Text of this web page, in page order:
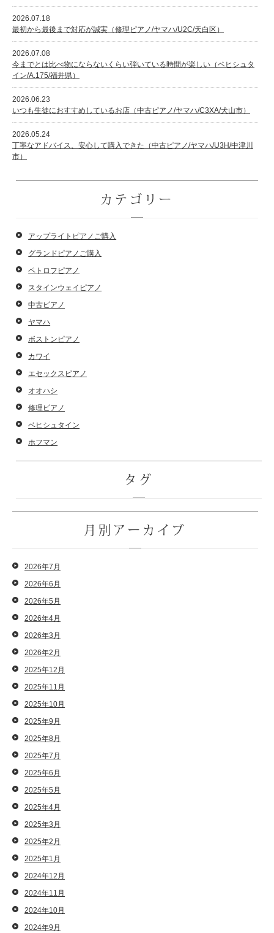
2026.07.18
最初から最後まで対応が誠実（修理ピアノ/ヤマハ/U2C/天白区）
2026.07.08
今までとは比べ物にならないくらい弾いている時間が楽しい（ベヒシュタ
イン/A.175/福井県）
2026.06.23
いつも生徒におすすめしているお店（中古ピアノ/ヤマハ/C3XA/犬山市）
2026.05.24
丁寧なアドバイス、安心して購入できた（中古ピアノ/ヤマハ/U3H/中津川
市）
カテゴリー
アップライトピアノご購入
グランドピアノご購入
ペトロフピアノ
スタインウェイピアノ
中古ピアノ
ヤマハ
ボストンピアノ
カワイ
エセックスピアノ
オオハシ
修理ピアノ
ベヒシュタイン
ホフマン
タグ
月別アーカイブ
2026年7月
2026年6月
2026年5月
2026年4月
2026年3月
2026年2月
2025年12月
2025年11月
2025年10月
2025年9月
2025年8月
2025年7月
2025年6月
2025年5月
2025年4月
2025年3月
2025年2月
2025年1月
2024年12月
2024年11月
2024年10月
2024年9月